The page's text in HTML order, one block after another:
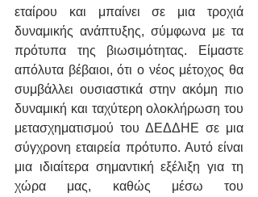
εταίρου και μπαίνει σε μια τροχιά
δυναμικής ανάπτυξης, σύμφωνα με τα
πρότυπα της βιωσιμότητας. Είμαστε
απόλυτα βέβαιοι, ότι ο νέος μέτοχος θα
συμβάλλει ουσιαστικά στην ακόμη πιο
δυναμική και ταχύτερη ολοκλήρωση του
μετασχηματισμού του ΔΕΔΔΗΕ σε μια
σύγχρονη εταιρεία πρότυπο. Αυτό είναι
μια ιδιαίτερα σημαντική εξέλιξη για τη
χώρα μας, καθώς μέσω του